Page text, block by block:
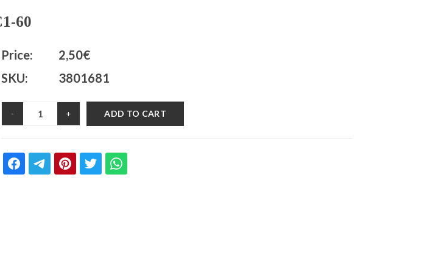
60
Price:
2,50€
SKU:
3801681
- + ADD TO CART